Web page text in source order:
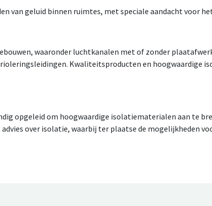
van geluid binnen ruimtes, met speciale aandacht voor
waaronder luchtkanalen met of zonder
Kwaliteitsproducten en hoogwaardige
opgeleid om hoogwaardige isolatiematerialen aan te
over isolatie, waarbij ter plaatse de mogelijkheden